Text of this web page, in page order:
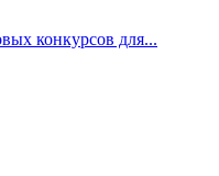
конкурсов для...